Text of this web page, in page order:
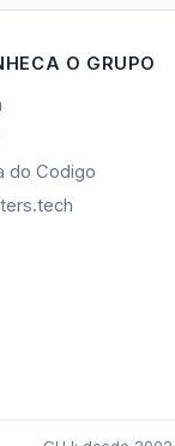
O GRUPO
do Codigo